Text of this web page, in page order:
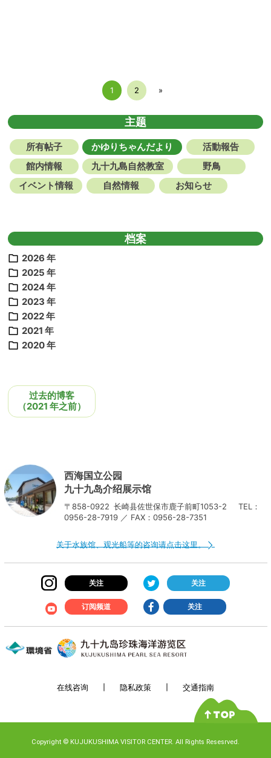
1 2 »
主题
所有帖子 かゆりちゃんだより
活動報告
館内情報
九十九島自然教室
野鳥
イベント情報
自然情報 お知らせ
档案
2026 年
2025 年
2024 年
2023 年
2022 年
2021 年
2020 年
过去的博客
（2021 年之前）
西海国立公园
九十九岛介绍展示馆
〒858-0922 长崎县佐世保市鹿子前町1053-2
TEL：
0956-28-7919 ／ FAX：0956-28-7351
关于水族馆、观光船等的咨询请点击这里。
关注 关注
订阅频道 关注
在线咨询 隐私政策 交通指南
Copyright © KUJUKUSHIMA VISITOR CENTER. All Rights Resesrved.